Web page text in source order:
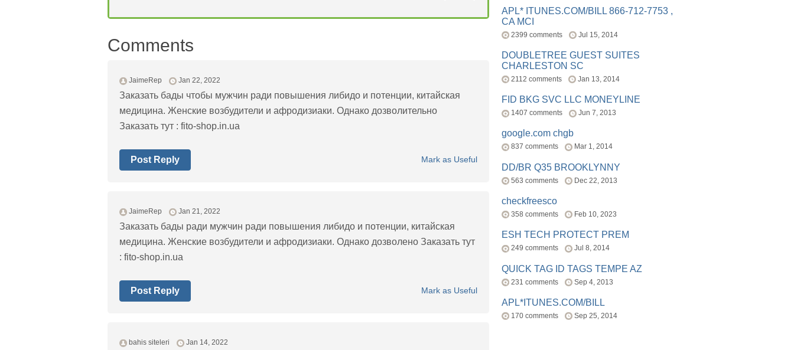
Comments
JaimeRep Jan 22, 2022
Заказать бады чтобы мужчин ради повышения либидо и потенции, китайская
медицина. Женские возбудители и афродизиаки. Однако дозволительно
Заказать тут : fito-shop.in.ua
Mark as Useful
Post Reply
JaimeRep Jan 21, 2022
Заказать бады ради мужчин ради повышения либидо и потенции, китайская
медицина. Женские возбудители и афродизиаки. Однако дозволено Заказать тут
: fito-shop.in.ua
Mark as Useful
Post Reply
bahis siteleri Jan 14, 2022
APL* ITUNES.COM/BILL 866-712-7753 ,
CA MCI
2399 comments Jul 15, 2014
DOUBLETREE GUEST SUITES
CHARLESTON SC
2112 comments Jan 13, 2014
FID BKG SVC LLC MONEYLINE
1407 comments Jun 7, 2013
google.com chgb
837 comments Mar 1, 2014
DD/BR Q35 BROOKLYNNY
563 comments Dec 22, 2013
checkfreesco
358 comments Feb 10, 2023
ESH TECH PROTECT PREM
249 comments Jul 8, 2014
QUICK TAG ID TAGS TEMPE AZ
231 comments Sep 4, 2013
APL*ITUNES.COM/BILL
170 comments Sep 25, 2014